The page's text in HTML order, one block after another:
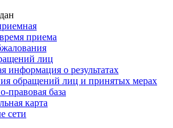
приема
лиц
информация о результатах
обращений лиц и принятых мерах
правовая база
карта
сети